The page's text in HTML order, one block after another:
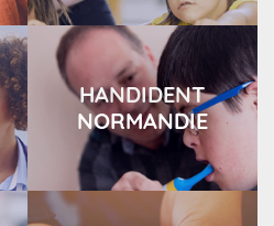
HANDIDENT
NORMANDIE